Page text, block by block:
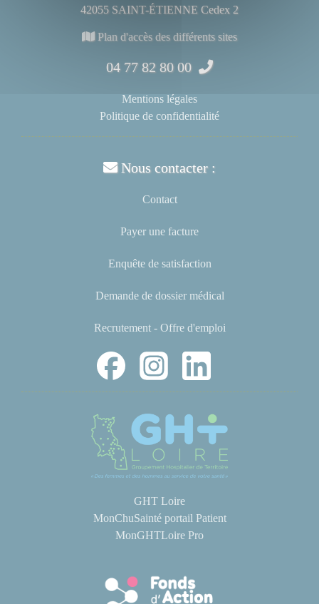
42055 SAINT-ÉTIENNE Cedex 2
Plan d'accès des différents sites
04 77 82 80 00
Mentions légales
Politique de confidentialité
Nous contacter :
Contact
Payer une facture
Enquête de satisfaction
Demande de dossier médical
Recrutement - Offre d'emploi
GHT Loire
MonChuSainté portail Patient
MonGHTLoire Pro